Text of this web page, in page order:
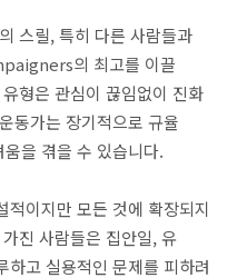
스릴, 특히 다른 사람들과
의 최고를 이끌
형은 관심이 끊임없이 진화
동가는 장기적으로 규율
을 겪을 수 있습니다.
적이지만 모든 것에 확장되지
진 사람들은 집안일, 유
하고 실용적인 문제를 피하려